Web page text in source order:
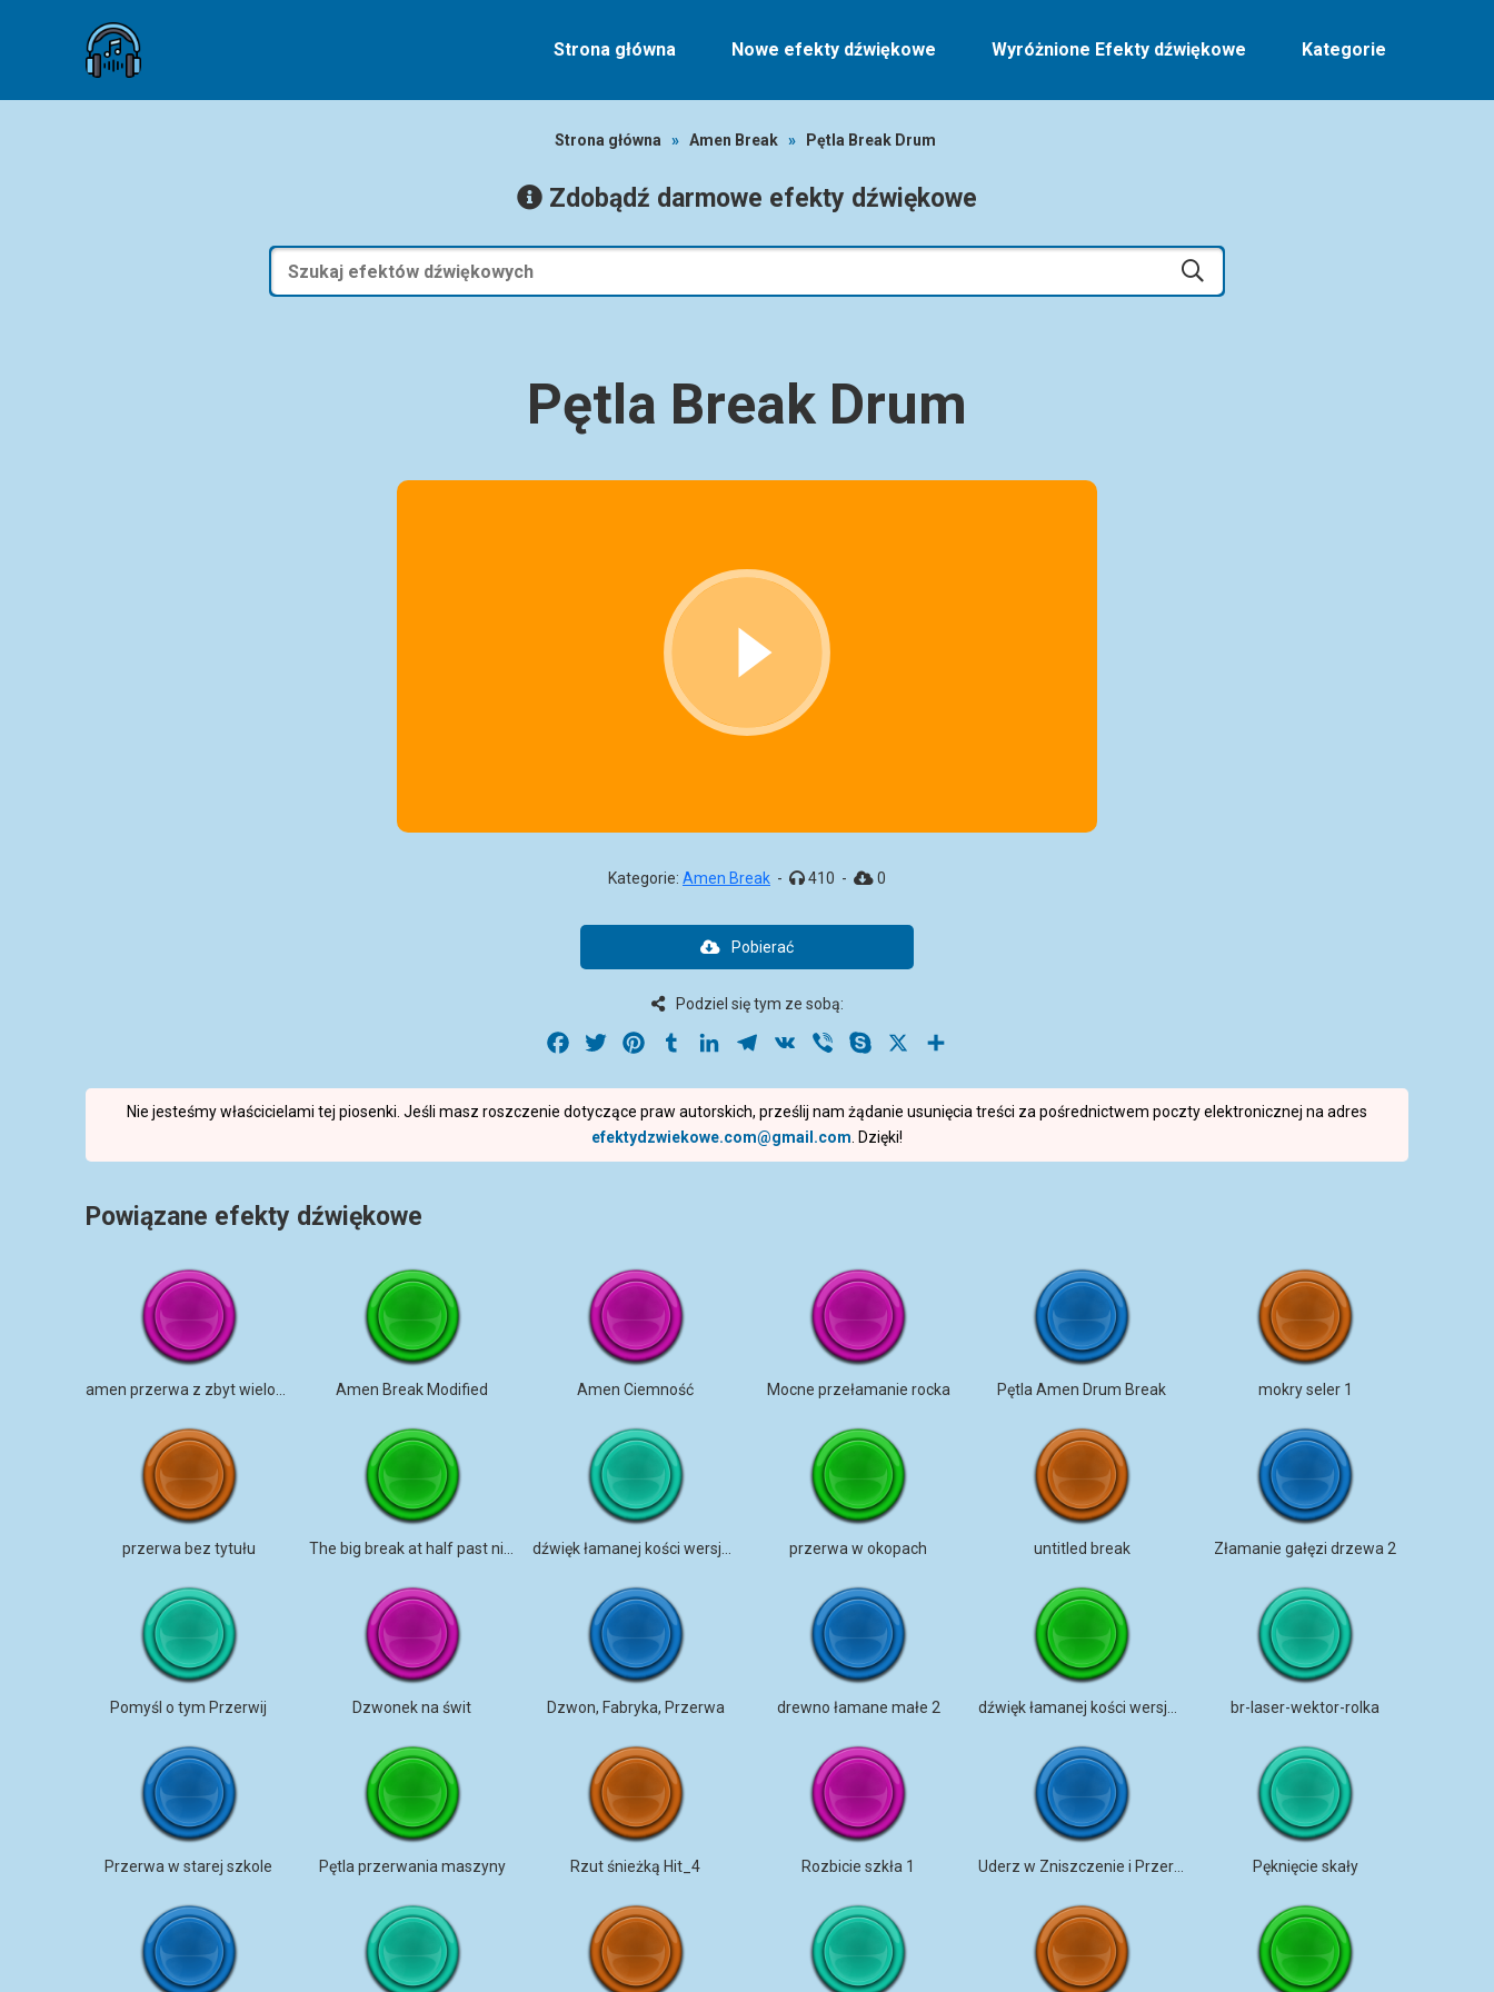
Strona główna Nowe efekty dźwiękowe Wyróżnione Efekty dźwiękowe Kategorie
Strona główna » Amen Break » Pętla Break Drum
Zdobądź darmowe efekty dźwiękowe
Pętla Break Drum
Kategorie: Amen Break - 410 - 0
Pobierać
Podziel się tym ze sobą:
Facebook
Twitter PinterestTumblrLinkedInTelegram
VK Viber Skype
Nie jesteśmy właścicielami tej piosenki. Jeśli masz roszczenie dotyczące praw autorskich, prześlij nam żądanie usunięcia treści za pośrednictwem poczty elektronicznej na adres
efektydzwiekowe.com@gmail.com . Dzięki!
Powiązane efekty dźwiękowe
Amen Break Modified Amen Ciemność Mocne przełamanie rocka Pętla Amen Drum Break mokry seler 1
przerwa bez tytułu przerwa w okopach untitled break Złamanie gałęzi drzewa 2
Pomyśl o tym Przerwij Dzwonek na świt Dzwon, Fabryka, Przerwa drewno łamane małe 2 br-laser-wektor-rolka
Przerwa w starej szkole Pętla przerwania maszyny Rzut śnieżką Hit_4 Rozbicie szkła 1 Pęknięcie skały